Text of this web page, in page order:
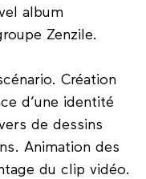
album
Zenzile.
Création
d’une identité
de dessins
Animation des
du clip vidéo.